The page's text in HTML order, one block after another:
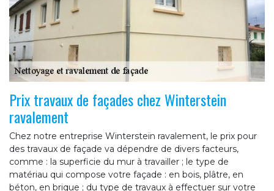
Prix travaux de façades chez Winterstein
ravalement
Chez notre entreprise Winterstein ravalement, le prix pour
des travaux de façade va dépendre de divers facteurs,
comme : la superficie du mur à travailler ; le type de
matériau qui compose votre façade : en bois, plâtre, en
béton, en brique ; du type de travaux à effectuer sur votre